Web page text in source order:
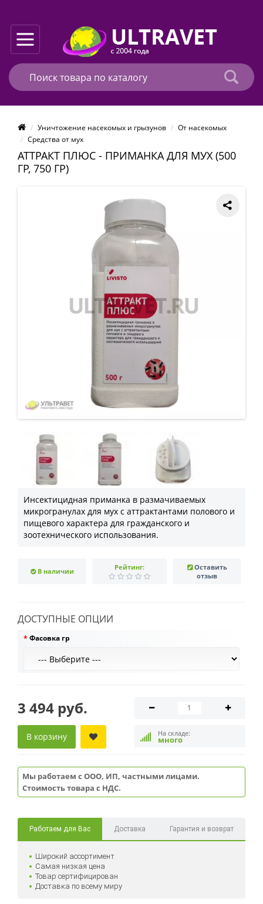
Уничтожение насекомых и грызунов
От насекомых
Средства от мух
АТТРАКТ ПЛЮС - ПРИМАНКА ДЛЯ МУХ (500
ГР, 750 ГР)
Инсектицидная приманка в размачиваемых
микрогранулах для мух с аттрактантами полового и
пищевого характера для гражданского и
зоотехнического использования.
В наличии Рейтинг:
Оставить
отзыв
ДОСТУПНЫЕ ОПЦИИ
Фасовка гр
3 494 руб.
На складе:
много
В корзину
Мы работаем с ООО, ИП, частными лицами.
Стоимость товара с НДС.
Работаем для Вас Доставка Гарантия и возврат
Широкий ассортимент
Самая низкая цена
Товар сертифицирован
Доставка по всему миру